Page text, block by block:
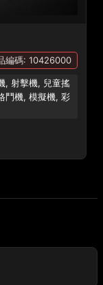
編碼: 10426000
, 射擊機, 兒童搖
鬥機, 模擬機, 彩